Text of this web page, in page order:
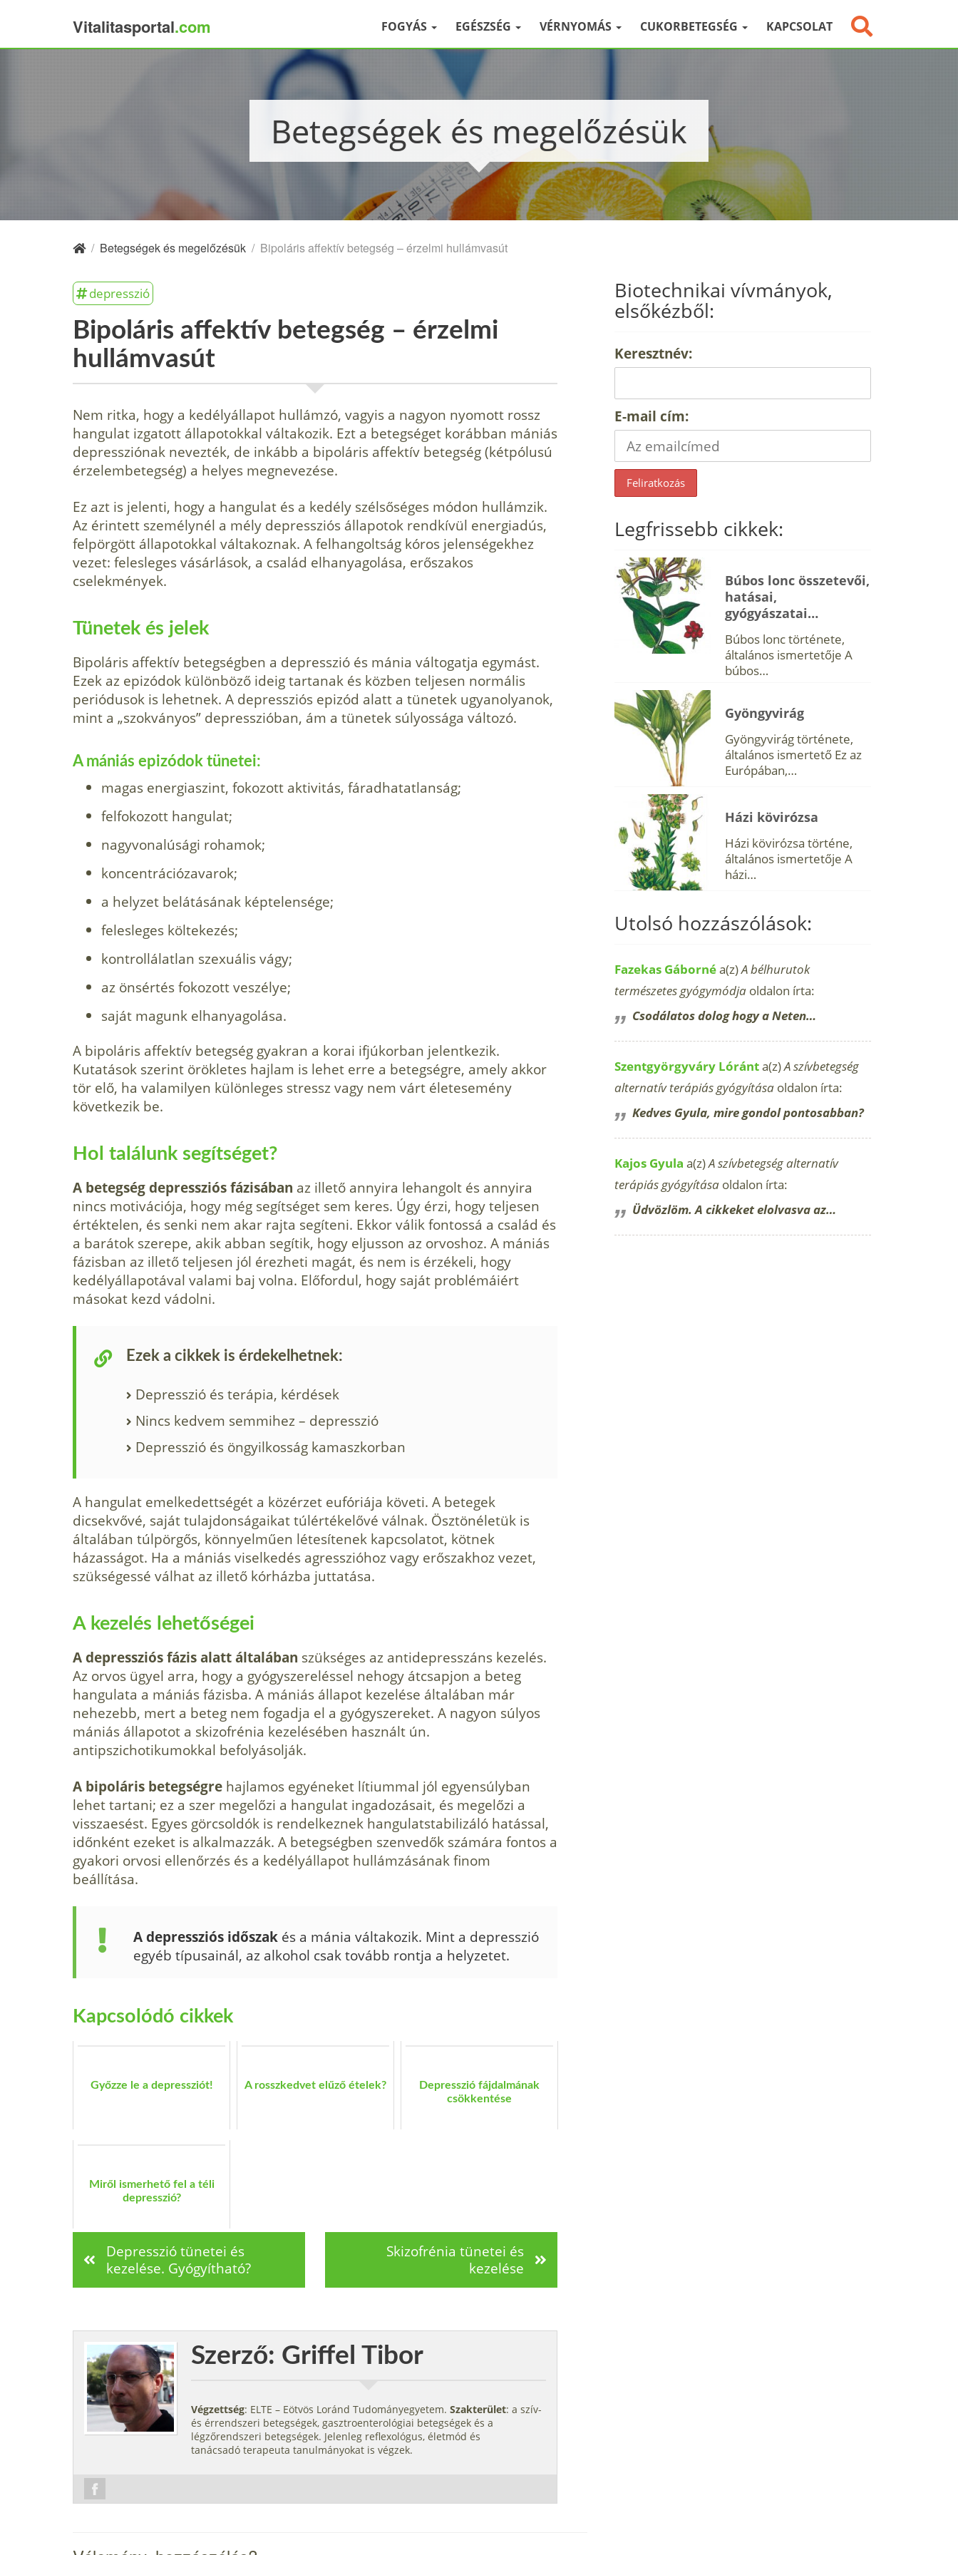
Vitalitasportal.com FOGYÁS EGÉSZSÉG VÉRNYOMÁS CUKORBETEGSÉG KAPCSOLAT
Betegségek és megelőzésük
/ Betegségek és megelőzésük / Bipoláris affektív betegség – érzelmi hullámvasút
depresszió
Bipoláris affektív betegség – érzelmi
hullámvasút
Nem ritka, hogy a kedélyállapot hullámzó, vagyis a nagyon nyomott rossz
hangulat izgatott állapo­tokkal váltakozik. Ezt a betegséget korábban má­niás
depressziónak nevezték, de inkább a bipolá­ris affektív betegség (kétpólusú
érzelembetegség) a helyes megnevezése.
Ez azt is jelenti, hogy a hangulat és a kedély szélsőséges módon hullám­zik.
Az érintett személynél a mély depressziós ál­lapotok rendkívül energiadús,
felpörgött állapo­tokkal váltakoznak. A felhangoltság kóros jelenségekhez
vezet: felesleges vásárlások, a család elhanyagolása, erőszakos
cselekmények.
Tünetek és jelek
Bipoláris affektív betegségben a dep­resszió és mánia váltogatja egymást.
Ezek az epizódok különböző ideig tartanak és közben teljesen normális
periódusok is lehetnek. A depressziós epizód alatt a tünetek ugyanolyanok,
mint a „szokványos” depresszióban, ám a tünetek súlyos­sága változó.
A mániás epizódok tünetei:
magas energiaszint, fokozott aktivi­tás, fáradhatatlanság;
felfokozott hangulat;
nagyvonalúsági rohamok;
koncentrációzavarok;
a helyzet belátásának képtelensége;
felesleges költekezés;
kontrollálatlan szexuális vágy;
az önsértés fokozott veszélye;
saját magunk elhanyagolása.
A bipoláris affektív betegség gyakran a korai ifjúkorban jelentkezik.
Kutatások szerint örökletes hajlam is lehet erre a be­tegségre, amely akkor
tör elő, ha valami­lyen különleges stressz vagy nem várt élet­esemény
következik be.
Hol találunk segítséget?
A betegség depressziós fázisában az illető annyira lehangolt és annyira
nincs moti­vációja, hogy még segítséget sem keres. Úgy érzi, hogy teljesen
értéktelen, és senki nem akar rajta segíteni. Ekkor válik fontossá a család és
a barátok szerepe, akik abban segítik, hogy eljusson az orvoshoz. A mániás
fázisban az illető teljesen jól érezheti magát, és nem is érzékeli, hogy
kedélyállapotával valami baj volna. Elő­fordul, hogy saját problémáiért
másokat kezd vádolni.
Ezek a cikkek is érdekelhetnek:
Depresszió és terápia, kérdések
Nincs kedvem semmihez – depresszió
Depresszió és öngyilkosság kamaszkorban
A hangulat emelkedettségét a közérzet eufóriája követi. A betegek
dicsekvővé, sa­ját tulajdonságaikat túlértékelővé válnak. Ösztönéletük is
általában túlpörgős, könnyelműen létesítenek kapcsolatot, kötnek
házasságot. Ha a mániás viselkedés agresszióhoz vagy erőszakhoz vezet,
szükségessé válhat az illető kórházba juttatása.
A kezelés lehetőségei
A depressziós fázis alatt általában szüksé­ges az antidepresszáns kezelés.
Az orvos ügyel arra, hogy a gyógyszereléssel nehogy átcsapjon a beteg
hangulata a mániás fá­zisba. A mániás állapot kezelése általában már
nehezebb, mert a beteg nem fogadja el a gyógyszereket. A nagyon súlyos
mániás állapotot a skizofrénia kezelésében hasz­nált ún.
antipszichotikumokkal befolyá­solják.
A bipoláris betegségre hajlamos egyé­neket lítiummal jól egyensúlyban
lehet tartani; ez a szer megelőzi a hangulat in­gadozásait, és megelőzi a
visszaesést. Egyes görcsoldók is rendelkeznek hangu­latstabilizáló hatással,
időnként ezeket is alkalmazzák. A betegségben szenvedők számára fon­tos a
gyakori orvosi ellenőrzés és a kedély­állapot hullámzásának finom
beállítása.
A depressziós időszak és a mánia válta­kozik. Mint a depresszió
egyéb típusainál, az alkohol csak tovább rontja a helyzetet.
Kapcsolódó cikkek
Győzze le a depressziót! A rosszkedvet elűző ételek?
Depresszió fájdalmának
csökkentése
Miről ismerhető fel a téli
depresszió?
Depresszió tünetei és
kezelése. Gyógyítható?
Skizofrénia tünetei és
kezelése
Szerző: Griffel Tibor
Végzettség: ELTE – Eötvös Loránd Tudományegyetem. Szakterület: a szív-
és érrendszeri betegségek, gasztroenterológiai betegségek és a
légzőrendszeri betegségek. Jelenleg reflexológus, életmód és
tanácsadó terapeuta tanulmányokat is végzek.
Biotechnikai vívmányok,
elsőkézből:
Keresztnév:
E-mail cím:
Legfrissebb cikkek:
Búbos lonc összetevői,
hatásai,
gyógyászatai…
Búbos lonc története,
általános ismertetője A
búbos…
Gyöngyvirág
Gyöngyvirág története,
általános ismertető Ez az
Európában,…
Házi kövirózsa
Házi kövirózsa történe,
általános ismertetője A
házi…
Utolsó hozzászólások:
Fazekas Gábornéa(z)A bélhurutok
természetes gyógymódja oldalon írta:
Csodálatos dolog hogy a Neten…
Szentgyörgyváry Lóránta(z)A szívbetegség
alternatív terápiás gyógyítása oldalon írta:
Kedves Gyula, mire gondol pontosabban?
Kajos Gyula a(z)A szívbetegség alternatív
terápiás gyógyítása oldalon írta:
Üdvözlöm. A cikkeket elolvasva az…
×